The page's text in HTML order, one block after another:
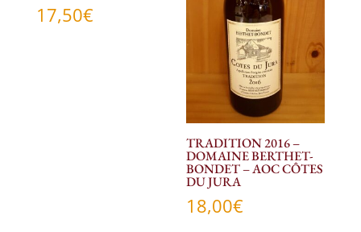
17,50€
TRADITION 2016 –
DOMAINE BERTHET-
BONDET – AOC CÔTES
DU JURA
18,00€